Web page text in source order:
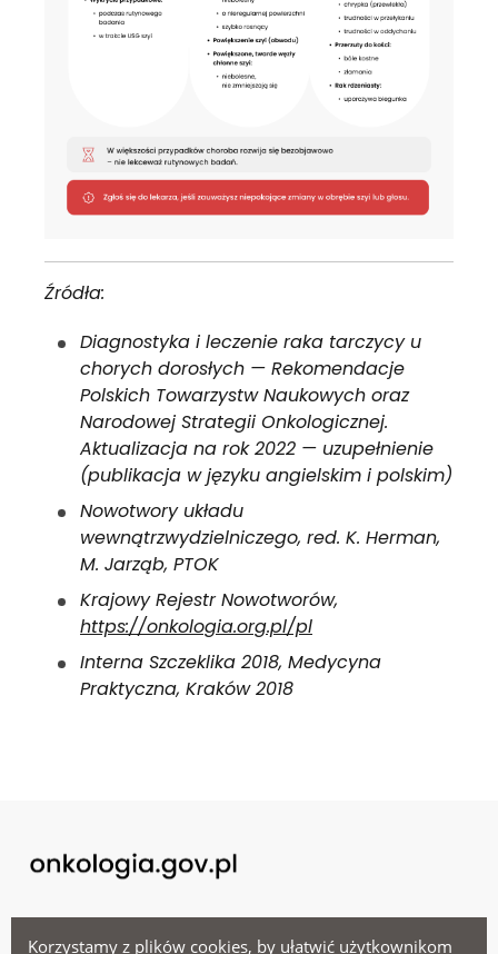
Korzystamy z plików cookies, by ułatwić użytkownikom
Źródła:
Diagnostyka i leczenie raka tarczycy u
chorych dorosłych — Rekomendacje
Polskich Towarzystw Naukowych oraz
Narodowej Strategii Onkologicznej.
Aktualizacja na rok 2022 — uzupełnienie
(publikacja w języku angielskim i polskim)
Nowotwory układu
wewnątrzwydzielniczego, red. K. Herman,
M. Jarząb, PTOK
Krajowy Rejestr Nowotworów,
https://onkologia.org.pl/pl
Interna Szczeklika 2018, Medycyna
Praktyczna, Kraków 2018
Menu